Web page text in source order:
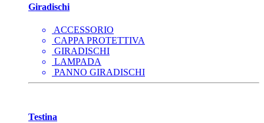
Giradischi
ACCESSORIO
CAPPA PROTETTIVA
GIRADISCHI
LAMPADA
PANNO GIRADISCHI
Testina